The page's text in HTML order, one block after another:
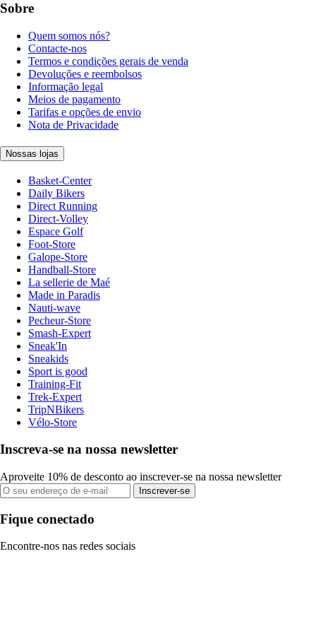
Sobre
Quem somos nós?
Contacte-nos
Termos e condições gerais de venda
Devoluções e reembolsos
Informação legal
Meios de pagamento
Tarifas e opções de envio
Nota de Privacidade
Nossas lojas
Basket-Center
Daily Bikers
Direct Running
Direct-Volley
Espace Golf
Foot-Store
Galope-Store
Handball-Store
La sellerie de Maé
Made in Paradis
Nauti-wave
Pecheur-Store
Smash-Expert
Sneak'In
Sneakids
Sport is good
Training-Fit
Trek-Expert
TripNBikers
Vélo-Store
Inscreva-se na nossa newsletter
Aproveite 10% de desconto ao inscrever-se na nossa newsletter
Inscrever-se
Fique conectado
Encontre-nos nas redes sociais